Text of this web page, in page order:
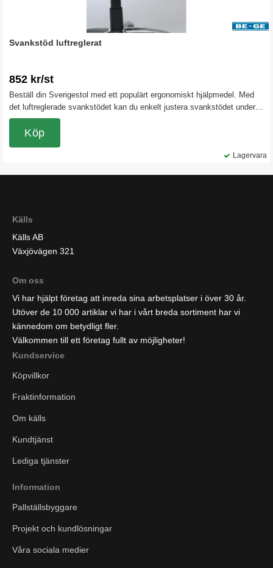
Svankstöd luftreglerat
852 kr/st
Beställ din Sverigestol med ett populärt ergonomiskt hjälpmedel. Med
det luftreglerade svankstödet kan du enkelt justera svankstödet under
dagen. Detta tillbehöret kan bara beställas tillsammans med
Sverigestolen och monteras direkt i fabriken. Du får då din stol
levererad komplett med svankstödet vid leverans. OBS. Kan bara
Lagervara
Köp
Källs
Källs AB
Växjövägen 321
Om oss
Vi har hjälpt företag att inreda sina arbetsplatser i över 30 år.
Utöver de 10 000 artiklar vi har i vårt breda sortiment har vi
kännedom om betydligt fler.
Välkommen till ett företag fullt av möjligheter!
Kundservice
Köpvillkor
Fraktinformation
Om källs
Kundtjänst
Lediga tjänster
Information
Pallställsbyggare
Projekt och kundlösningar
Våra sociala medier